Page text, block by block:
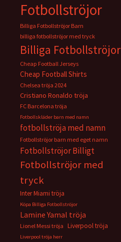
Fotbollströjor
Billiga Fotbollströjor Barn
billiga fotbollströjor med tryck
Billiga Fotbollströjor
Cheap Football Jerseys
Cheap Football Shirts
Chelsea tröja 2024
Cristiano Ronaldo tröja
FC Barcelona tröja
Fotbollskläder barn med namn
fotbollströja med namn
Fotbollströjor barn med eget namn
Fotbollströjor Billigt
Fotbollströjor med
tryck
Inter Miami tröja
Köpa Billiga Fotbollströjor
Lamine Yamal tröja
Lionel Messi tröja Liverpool tröja
Liverpool tröja herr